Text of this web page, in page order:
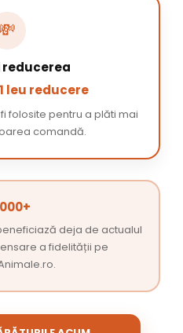
💸
reducerea
leu reducere
folosite pentru a plăti mai
comandă.
deja de actualul
a fidelității pe